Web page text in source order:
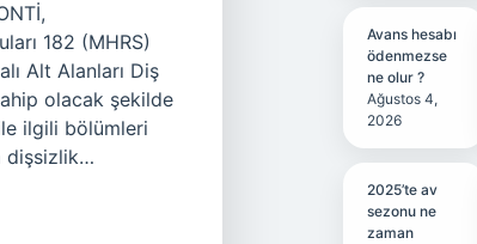
182 (MHRS)
Alt Alanları Diş
olacak şekilde
ilgili bölümleri
dişsizlik…
Avans hesabı
ödenmezse
ne olur ?
Ağustos 4,
2026
2025’te av
sezonu ne
zaman